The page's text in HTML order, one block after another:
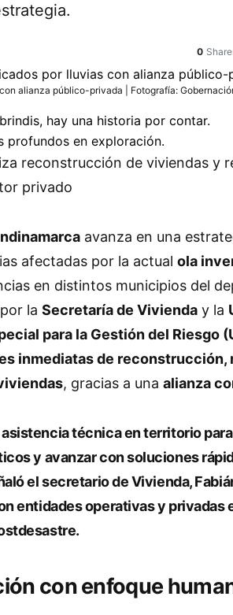
0
alianza público-privada | Fotografía:
reconstrucción de viviendas y
privado
avanza en una
afectadas por la actual ola
en distintos municipios del
la Secretaría de Vivienda y la
para la Gestión del Riesgo
inmediatas de reconstrucción,
, gracias a una alianza
técnica en territorio
y avanzar con soluciones
el secretario de Vivienda,
entidades operativas y privadas
con enfoque